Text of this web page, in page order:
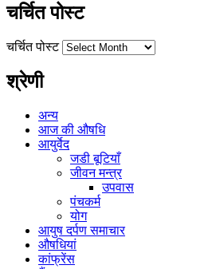
चर्चित पोस्ट
चर्चित पोस्ट
श्रेणी
अन्य
आज की औषधि
आयुर्वेद
जडी बूटियाँ
जीवन मन्त्र
उपवास
पंचकर्म
योग
आयुष दर्पण समाचार
औषधियां
कांफ्रेंस